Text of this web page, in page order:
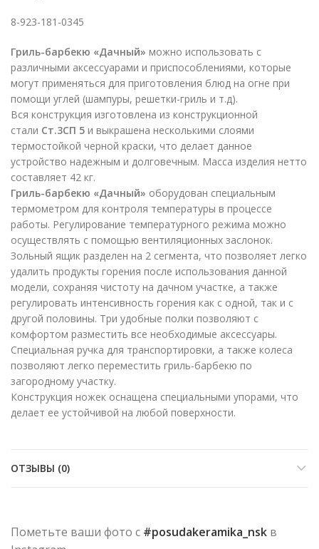
8-923-181-0345
Гриль-барбекю «Дачный» можно использовать с
различными аксессуарами и приспособлениями, которые
могут применяться для приготовления блюд на огне при
помощи углей (шампуры, решетки-гриль и т.д).
Вся конструкция изготовлена из конструкционной
стали Ст.3СП 5 и выкрашена несколькими слоями
термостойкой черной краски, что делает данное
устройство надежным и долговечным. Масса изделия нетто
составляет 42 кг.
Гриль-барбекю «Дачный» оборудован специальным
термометром для контроля температуры в процессе
работы. Регулирование температурного режима можно
осуществлять с помощью вентиляционных заслонок.
Зольный ящик разделен на 2 сегмента, что позволяет легко
удалить продукты горения после использования данной
модели, сохраняя чистоту на дачном участке, а также
регулировать интенсивность горения как с одной, так и с
другой половины. Три удобные полки позволяют с
комфортом разместить все необходимые аксессуары.
Специальная ручка для транспортировки, а также колеса
позволяют легко переместить гриль-барбекю по
загородному участку.
Конструкция ножек оснащена специальными упорами, что
делает ее устойчивой на любой поверхности.
ОТЗЫВЫ (0)
Пометьте ваши фото с #posudakeramika_nsk в